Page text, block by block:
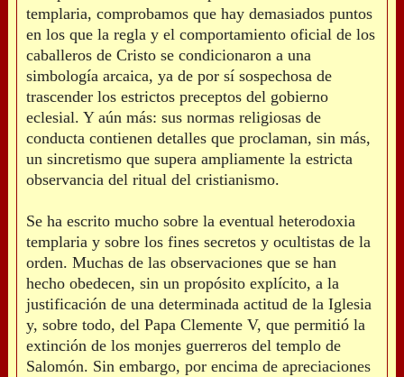
templaria, comprobamos que hay demasiados puntos
en los que la regla y el comportamiento oficial de los
caballeros de Cristo se condicionaron a una
simbología arcaica, ya de por sí sospechosa de
trascender los estrictos preceptos del gobierno
eclesial. Y aún más: sus normas religiosas de
conducta contienen detalles que proclaman, sin más,
un sincretismo que supera ampliamente la estricta
observancia del ritual del cristianismo.
Se ha escrito mucho sobre la eventual heterodoxia
templaria y sobre los fines secretos y ocultistas de la
orden. Muchas de las observaciones que se han
hecho obedecen, sin un propósito explícito, a la
justificación de una determinada actitud de la Iglesia
y, sobre todo, del Papa Clemente V, que permitió la
extinción de los monjes guerreros del templo de
Salomón. Sin embargo, por encima de apreciaciones